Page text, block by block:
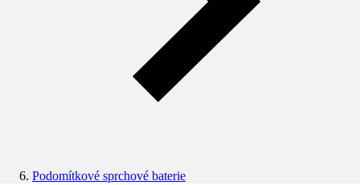
Podomítkové sprchové baterie